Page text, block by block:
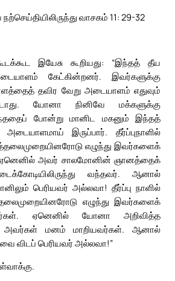
வாசகம் 11: 29-32
இயேசு கூறியது: “இந்தத் தீய
கேட்கின்றனர். இவர்களுக்கு
தவிர வேறு அடையாளம் எதுவும்
யோனா நினிவே மக்களுக்கு
போன்று மானிட மகனும் இந்தத்
அடையாளமாய் இருப்பார். தீர்ப்புநாளில்
எழுந்து இவர்களைக்
அவர் சாலமோனின் ஞானத்தைக்
வந்தவர். ஆனால்
பெரியவர் அல்லவா! தீர்ப்பு நாளில்
எழுந்து இவர்களைக்
ஏனெனில் யோனா அறிவித்த
அவர்கள் மனம் மாறியவர்கள். ஆனால்
விடப் பெரியவர் அல்லவா!”